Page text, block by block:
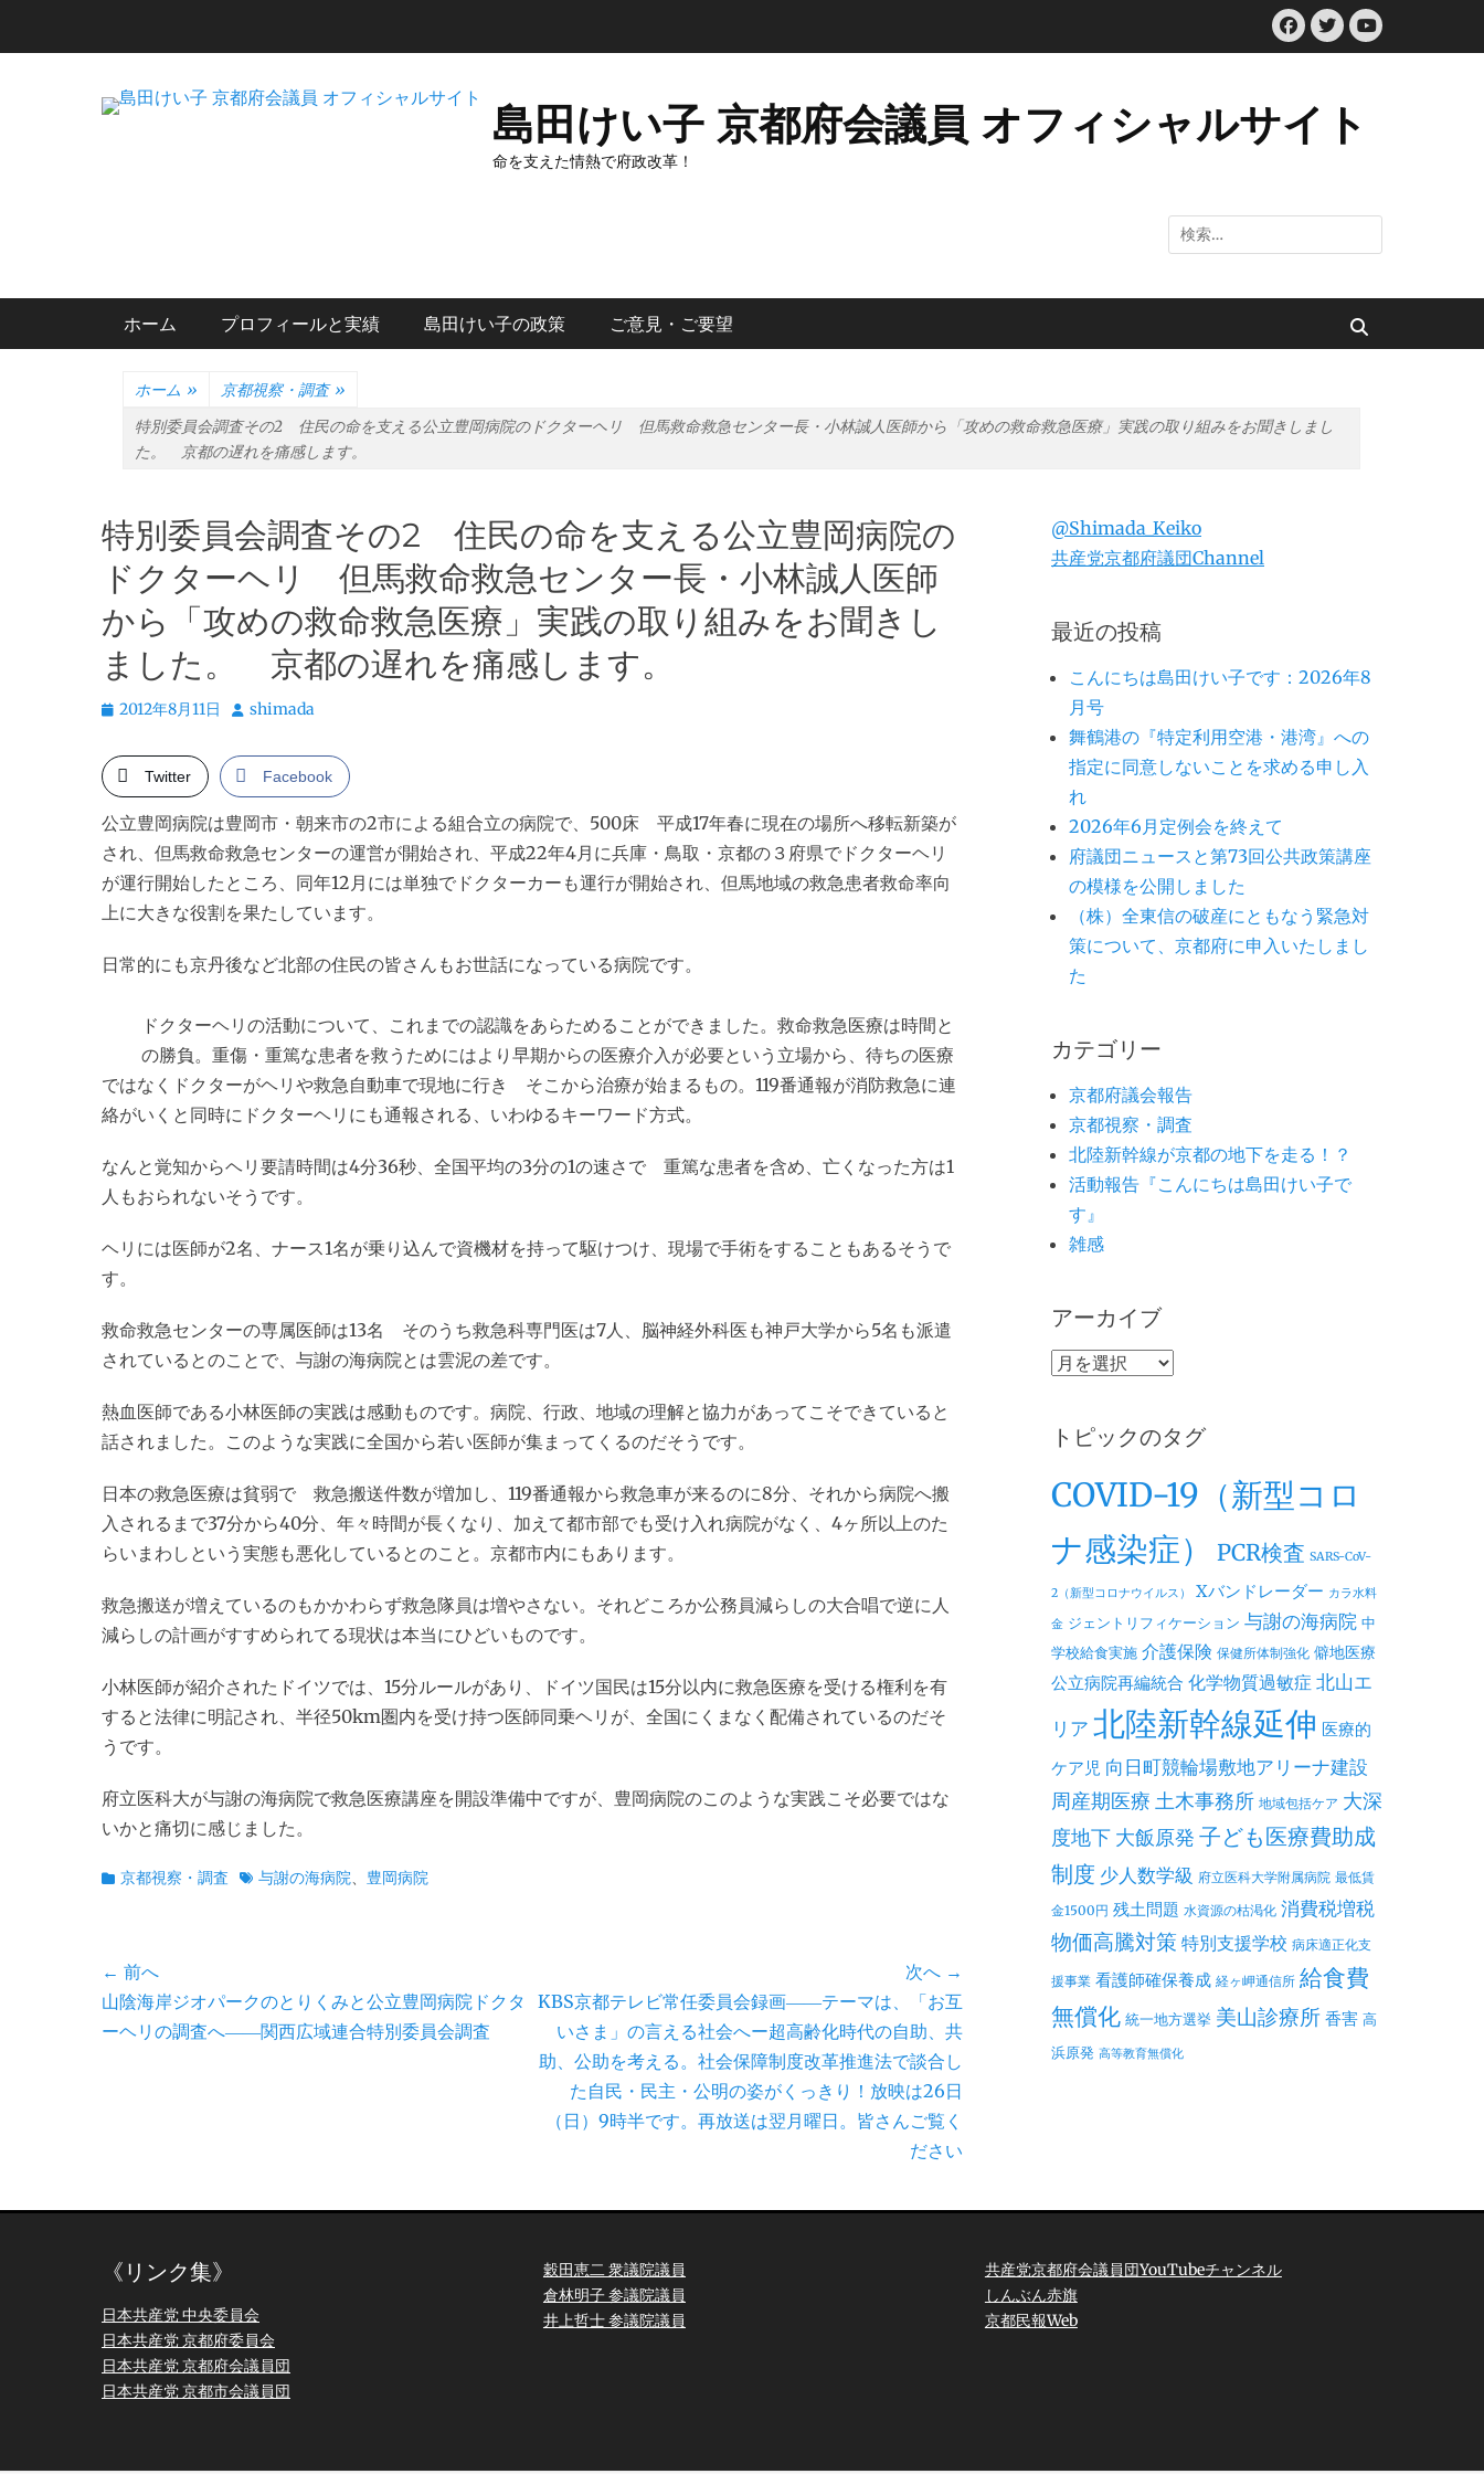
Facebook
Twitter
YouTube
島田けい子 京都府会議員 オフィシャルサイト
命を支えた情熱で府政改革！
検
索:
メインメニュー
ホーム プロフィールと実績 島田けい子の政策 ご意見・ご要望
ホーム » 京都視察・調査 »
特別委員会調査その2 住民の命を支える公立豊岡病院のドクターヘリ 但馬救命救急センター長・小林誠人医師から「攻めの救命救急医療」実践の取り組みをお聞きしまし
た。 京都の遅れを痛感します。
特別委員会調査その2 住民の命を支える公立豊岡病院の
ドクターヘリ 但馬救命救急センター長・小林誠人医師
から「攻めの救命救急医療」実践の取り組みをお聞きし
ました。 京都の遅れを痛感します。
投
日
2012年8月11日
投
者
shimada
Twitter Facebook
公立豊岡病院は豊岡市・朝来市の2市による組合立の病院で、500床 平成17年春に現在の場所へ移転新築が
され、但馬救命救急センターの運営が開始され、平成22年4月に兵庫・鳥取・京都の３府県でドクターヘリ
が運行開始したところ、同年12月には単独でドクターカーも運行が開始され、但馬地域の救急患者救命率向
上に大きな役割を果たしています。
日常的にも京丹後など北部の住民の皆さんもお世話になっている病院です。
ドクターヘリの活動について、これまでの認識をあらためることができました。救命救急医療は時間と
の勝負。重傷・重篤な患者を救うためにはより早期からの医療介入が必要という立場から、待ちの医療
ではなくドクターがヘリや救急自動車で現地に行き そこから治療が始まるもの。119番通報が消防救急に連
絡がいくと同時にドクターヘリにも通報される、いわゆるキーワード方式。
なんと覚知からヘリ要請時間は4分36秒、全国平均の3分の1の速さで 重篤な患者を含め、亡くなった方は1
人もおられないそうです。
ヘリには医師が2名、ナース1名が乗り込んで資機材を持って駆けつけ、現場で手術をすることもあるそうで
す。
救命救急センターの専属医師は13名 そのうち救急科専門医は7人、脳神経外科医も神戸大学から5名も派遣
されているとのことで、与謝の海病院とは雲泥の差です。
熱血医師である小林医師の実践は感動ものです。病院、行政、地域の理解と協力があってこそできていると
話されました。このような実践に全国から若い医師が集まってくるのだそうです。
日本の救急医療は貧弱で 救急搬送件数が増加し、119番通報から救急車が来るのに8分、それから病院へ搬
入されるまで37分から40分、年々時間が長くなり、加えて都市部でも受け入れ病院がなく、4ヶ所以上のた
らいまわしという実態も悪化しているとのこと。京都市内にもあります。
救急搬送が増えているのもかかわらず救急隊員は増やさない。それどころか公務員減らしの大合唱で逆に人
減らしの計画がすすめられてる現状は本当にひどいものです。
小林医師が紹介されたドイツでは、15分ルールがあり、ドイツ国民は15分以内に救急医療を受ける権利を有
すると法律に明記され、半径50km圏内を受け持つ医師同乗ヘリが、全国にくまなく配備されているのだそ
うです。
府立医科大が与謝の海病院で救急医療講座を開設準備中ですが、豊岡病院のこのような実践こそ必要ではな
いかと痛切に感じました。
カ
ー
京都視察・調査
タ 与謝の海病院、 豊岡病院
投
稿
シ
ョ
ン
← 前へ
前
の
山陰海岸ジオパークのとりくみと公立豊岡病院ドクタ
ーヘリの調査へ――関西広域連合特別委員会調査
次へ →
次
投
KBS京都テレビ常任委員会録画――テーマは、「お互
いさま」の言える社会へー超高齢化時代の自助、共
助、公助を考える。社会保障制度改革推進法で談合し
た自民・民主・公明の姿がくっきり！放映は26日
（日）9時半です。再放送は翌月曜日。皆さんご覧く
ださい
@Shimada_Keiko
共産党京都府議団Channel
最近の投稿
こんにちは島田けい子です：2026年8
月号
舞鶴港の『特定利用空港・港湾』への
指定に同意しないことを求める申し入
れ
2026年6月定例会を終えて
府議団ニュースと第73回公共政策講座
の模様を公開しました
（株）全東信の破産にともなう緊急対
策について、京都府に申入いたしまし
た
カテゴリー
京都府議会報告
京都視察・調査
北陸新幹線が京都の地下を走る！？
活動報告『こんにちは島田けい子で
す』
雑感
アーカイブ
ア
イ
ブ
トピックのタグ
COVID-19（新型コロ
ナ感染症）
PCR検査 SARS-CoV-
2（新型コロナウイルス） Xバンドレーダー カラ水料
金 ジェントリフィケーション 与謝の海病院 中
学校給食実施 介護保険 保健所体制強化 僻地医療
公立病院再編統合 化学物質過敏症 北山エ
リア 北陸新幹線延伸 医療的
ケア児 向日町競輪場敷地アリーナ建設
周産期医療 土木事務所 地域包括ケア 大深
度地下 大飯原発 子ども医療費助成
制度 少人数学級 府立医科大学附属病院 最低賃
金1500円 残土問題 水資源の枯渇化 消費税増税
物価高騰対策 特別支援学校 病床適正化支
援事業 看護師確保養成 経ヶ岬通信所 給食費
無償化 統一地方選挙 美山診療所 香害 高
浜原発 高等教育無償化
《リンク集》
日本共産党 中央委員会
日本共産党 京都府委員会
日本共産党 京都府会議員団
日本共産党 京都市会議員団
穀田恵二 衆議院議員
倉林明子 参議院議員
井上哲士 参議院議員
共産党京都府会議員団YouTubeチャンネル
しんぶん赤旗
京都民報Web